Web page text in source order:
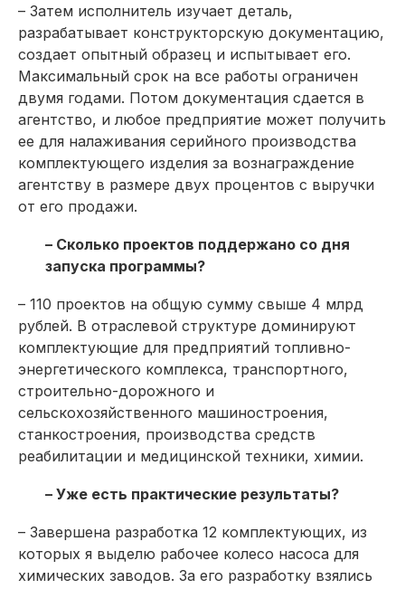
– Затем исполнитель изучает деталь,
разрабатывает конструкторскую документацию,
создает опытный образец и испытывает его.
Максимальный срок на все работы ограничен
двумя годами. Потом документация сдается в
агентство, и любое предприя­тие может получить
ее для налаживания серийного производства
комплектующего изделия за вознаграждение
агентству в размере двух процентов с выручки
от его продажи.
– Сколько проектов поддержано со дня
запуска программы?
– 110 проектов на общую сумму свыше 4 млрд
рублей. В отраслевой структуре доминируют
комплектующие для предприятий топливно-
энергетического комплекса, транспортного,
строительно-дорожного и
сельскохозяйственного машиностроения,
станкострое­ния, производства средств
реабилитации и медицинской техники, химии.
– Уже есть практические результаты?
– Завершена разработка 12 комплектующих, из
которых я выделю рабочее колесо насоса для
химических заводов. За его разработку взялись